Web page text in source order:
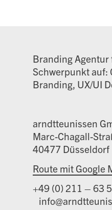
Branding
Schwerpunkt auf:
Branding, UX/UI
arndtteunissen
Marc-Chagall-
40477 Düsseldorf
Route mit Google
+49 (0) 211 – 63